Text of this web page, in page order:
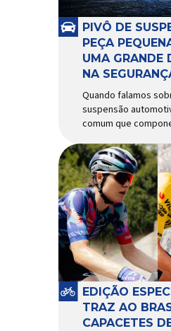
PIVÔ DE
PEÇA
UMA GRANDE
NA
Quando falamos
suspensão
comum que
recebam mais
existe uma peça
pequena que
papel fundamental na
segurança e no
comportamento do
pivô de suspensão.
Responsável por
diferentes
sistema e permitir
movimentos
durante a condução,
EDIÇÃO
TRAZ AO
CAPACETES